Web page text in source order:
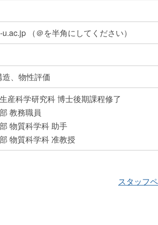
（＠を半角にしてください）
、物性評価
産科学研究科 博士後期課程修了
教務職員
物質科学科 助手
物質科学科 准教授
スタッフ